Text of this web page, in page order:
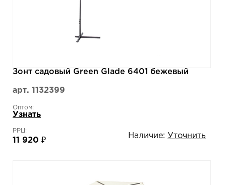
Зонт садовый Green Glade 6401 бежевый
арт. 1132399
Оптом:
Узнать
РРЦ:
11 920 ₽
Наличие: Уточнить